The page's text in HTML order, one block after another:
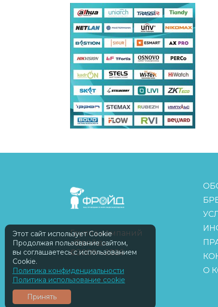
FreudGroup
Группа компаний
«Фройд»
©2009—2026
ISOMORPH
О
Этот сайт использует Cookie
Продолжая пользование сайтом,
вы соглашаетесь с использованием
Cookie.
Политика конфиденциальности
Политика использование cookie
Принять